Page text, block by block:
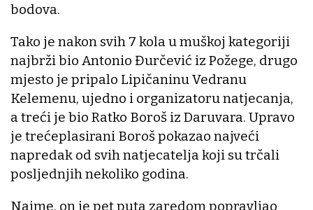
bodova.
Tako je nakon svih 7 kola u muškoj kategoriji
najbrži bio Antonio Đurčević iz Požege, drugo
mjesto je pripalo Lipičaninu Vedranu
Kelemenu, ujedno i organizatoru natjecanja,
a treći je bio Ratko Boroš iz Daruvara. Upravo
je trećeplasirani Boroš pokazao najveći
napredak od svih natjecatelja koji su trčali
posljednjih nekoliko godina.
Naime, on je pet puta zaredom popravljao